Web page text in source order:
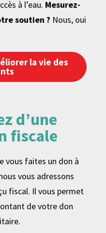
d’une
fiscale
vous faites un don à
vous adressons
fiscal. Il vous permet
de votre don
à l’eau. Mesurez-
soutien ? Nous, oui
la vie des